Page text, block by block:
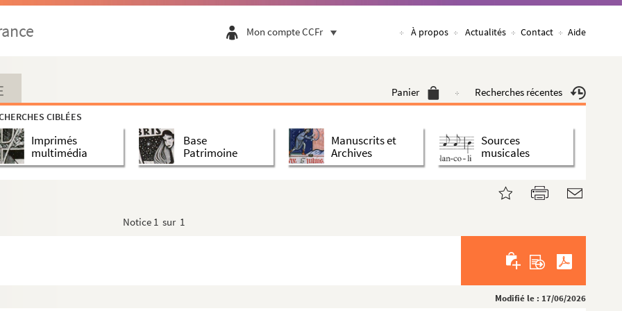
Mon compte CCFr À propos Actualités Contact Aide
Panier Recherches récentes
CIBLÉES
Imprimés
multimédia
Base
Patrimoine
Manuscrits et
Archives
Sources
musicales
Notice 1 sur 1
Modifié le : 17/06/2026